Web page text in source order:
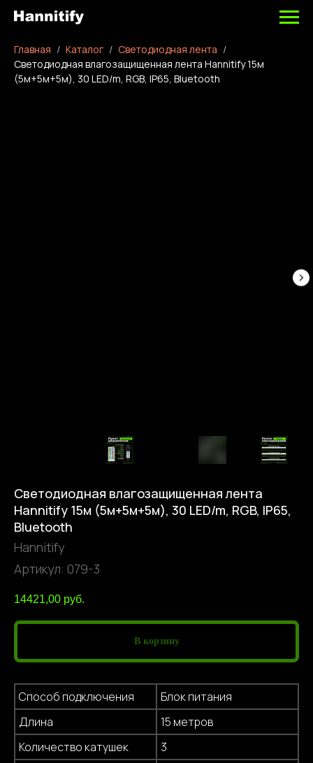
Главная Каталог
Светодиодная лента
Светодиодная влагозащищенная лента Hannitify 15м
(5м+5м+5м), 30 LED/m, RGB, IP65, Bluetooth
Светодиодная влагозащищенная лента
Hannitify 15м (5м+5м+5м), 30 LED/m, RGB, IP65,
Bluetooth
Hannitify
Артикул: 079-3
14421,00 руб.
В корзину
Способ подключения
Блок питания
Длина
15 метров
Количество катушек
3